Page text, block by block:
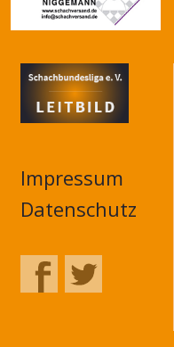
Impressum
Datenschutz